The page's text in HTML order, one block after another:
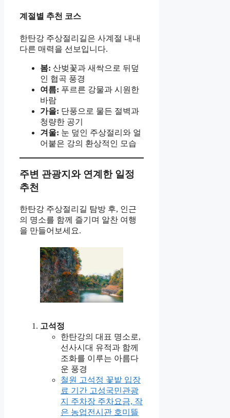
계절별 추천 코스
한탄강 주상절리길은 사계절 내내
다른 매력을 선보입니다.
봄: 산벚꽃과 새싹으로 뒤덮
인 협곡 풍경
여름: 푸르른 강물과 시원한
바람
가을: 단풍으로 물든 절벽과
청량한 공기
겨울: 눈 덮인 주상절리와 얼
어붙은 강의 환상적인 모습
주변 관광지와 연계한 일정
추천
한탄강 주상절리길 탐방 후, 인근
의 명소를 함께 즐기며 알찬 여행
을 만들어보세요.
고석정
한탄강의 대표 명소로,
선사시대 유적과 함께
조화를 이루는 아름다
운 풍경
철원 고석정 꽃밭 입장
료 기간 고성국민관광
지 주차장 주차요금, 작
은 농업전시관 호미뜰